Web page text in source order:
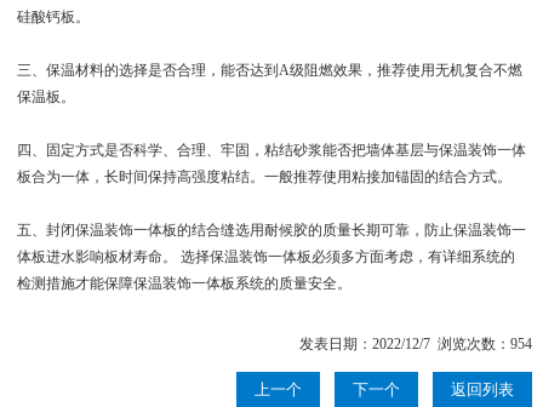
硅酸钙板。
三、保温材料的选择是否合理，能否达到A级阻燃效果，推荐使用无机复合不燃
保温板。
四、固定方式是否科学、合理、牢固，粘结砂浆能否把墙体基层与保温装饰一体
板合为一体，长时间保持高强度粘结。一般推荐使用粘接加锚固的结合方式。
五、封闭保温装饰一体板的结合缝选用耐候胶的质量长期可靠，防止保温装饰一
体板进水影响板材寿命。 选择保温装饰一体板必须多方面考虑，有详细系统的
检测措施才能保障保温装饰一体板系统的质量安全。
发表日期：2022/12/7 浏览次数：954
上一个 下一个 返回列表